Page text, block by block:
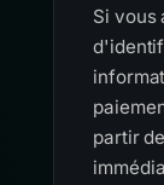
Si vous
partir